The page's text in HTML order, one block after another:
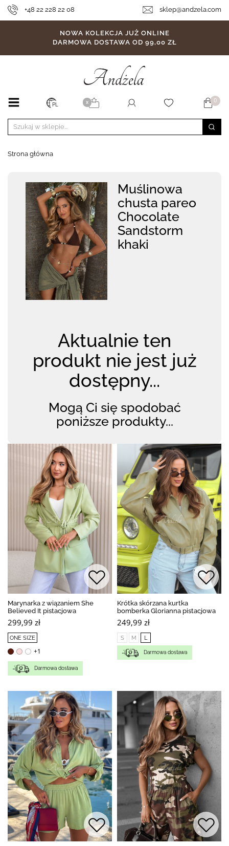
+48 22 228 22 08 sklep@andzela.com
NOWA KOLEKCJA JUŻ ONLINE
DARMOWA DOSTAWA OD 99,00 ZŁ
PL X 0
Strona główna
Muślinowa
chusta pareo
Chocolate
Sandstorm
khaki
Aktualnie ten
produkt nie jest już
dostępny...
Mogą Ci się spodobać
poniższe produkty...
Marynarka z wiązaniem She
Believed It pistacjowa
299,99 zł
ONE SIZE
+1
Darmowa dostawa
Krótka skórzana kurtka
bomberka Glorianna pistacjowa
249,99 zł
S M L
Darmowa dostawa